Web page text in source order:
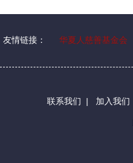
友情链接： 华夏人慈善基金会
联系我们 | 加入我们